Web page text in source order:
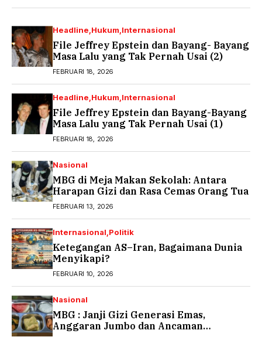
Headline Hukum Internasional
File Jeffrey Epstein dan Bayang- Bayang
Masa Lalu yang Tak Pernah Usai (2)
FEBRUARI 18, 2026
Headline Hukum Internasional
File Jeffrey Epstein dan Bayang-Bayang
Masa Lalu yang Tak Pernah Usai (1)
FEBRUARI 18, 2026
Nasional
MBG di Meja Makan Sekolah: Antara
Harapan Gizi dan Rasa Cemas Orang Tua
FEBRUARI 13, 2026
Internasional Politik
Ketegangan AS–Iran, Bagaimana Dunia
Menyikapi?
FEBRUARI 10, 2026
Nasional
MBG : Janji Gizi Generasi Emas,
Anggaran Jumbo dan Ancaman